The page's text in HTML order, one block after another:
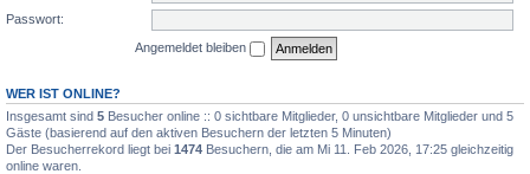
Passwort:
Angemeldet bleiben
WER IST ONLINE?
Insgesamt sind 5 Besucher online :: 0 sichtbare Mitglieder, 0 unsichtbare Mitglieder und 5
Gäste (basierend auf den aktiven Besuchern der letzten 5 Minuten)
Der Besucherrekord liegt bei 1474 Besuchern, die am Mi 11. Feb 2026, 17:25 gleichzeitig
online waren.